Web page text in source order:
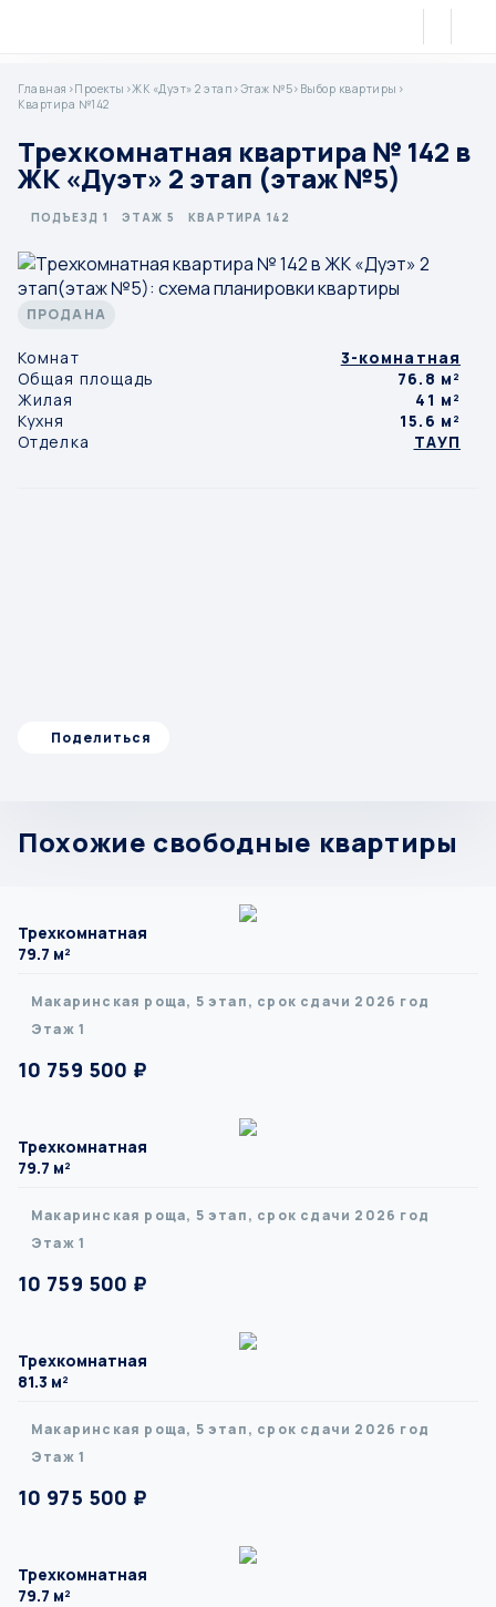
Главная >Проекты >ЖК «Дуэт» 2 этап >Этаж №5> Выбор квартиры >
Квартира №142
Трехкомнатная квартира № 142 в
ЖК «Дуэт» 2 этап (этаж №5)
ПОДЪЕЗД 1 ЭТАЖ 5 КВАРТИРА 142
ПРОДАНА
Комнат
3-комнатная
Общая площадь
76.8 м²
Жилая
41 м²
Кухня
15.6 м²
Отделка
ТАУП
Поделиться
Похожие свободные квартиры
Трехкомнатная
79.7 м²
Макаринская роща, 5 этап, срок сдачи 2026 год
Этаж 1
10 759 500 ₽
Трехкомнатная
79.7 м²
Макаринская роща, 5 этап, срок сдачи 2026 год
Этаж 1
10 759 500 ₽
Трехкомнатная
81.3 м²
Макаринская роща, 5 этап, срок сдачи 2026 год
Этаж 1
10 975 500 ₽
Трехкомнатная
79.7 м²